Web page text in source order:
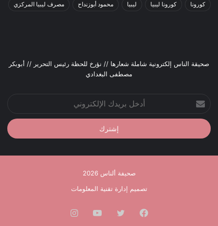
كورونا كورونا ليبيا ليبيا محمود أبوزنداح مصرف ليبيا المركزي
صحيقة الناس إلكترونية شاملة شعارها // نؤرخ للحظة رئيس التحرير // أبوبكر
مصطفى البغدادي
أدخل
بريدك
الإلكتروني
صحيفة ألناس 2026
تصميم إدارة تقنية المعلومات
فيسبوك تويتر يوتيوب